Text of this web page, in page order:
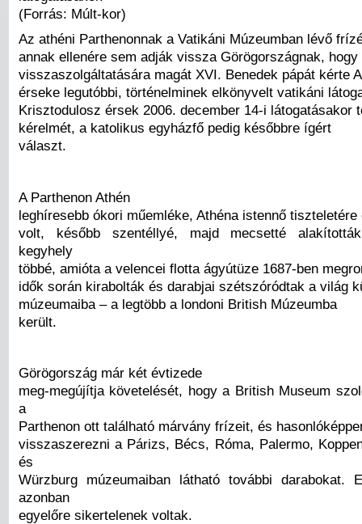
(Forrás: Múlt-kor)
Az athéni Parthenonnak a Vatikáni Múzeumban lévő
annak ellenére sem adják vissza Görögországnak, hogy
visszaszolgáltatására magát XVI. Benedek pápát kérte
érseke legutóbbi, történelminek elkönyvelt vatikáni
Krisztodulosz érsek 2006. december 14-i látogatásakor
kérelmét, a katolikus egyházfő pedig későbbre ígért
választ.
A Parthenon Athén
leghíresebb ókori műemléke, Athéna istennő tiszteletére
volt, később szentéllyé, majd mecsetté
kegyhely
többé, amióta a velencei flotta ágyútüze 1687-ben
idők során kirabolták és darabjai szétszóródtak a világ
múzeumaiba – a legtöbb a londoni British Múzeumba
került.
Görögország már két évtizede
meg-megújítja követelését, hogy a British Museum
a
Parthenon ott található márvány frízeit, és
visszaszerezni a Párizs, Bécs, Róma, Palermo,
és
Würzburg múzeumaiban látható további darabokat.
azonban
egyelőre sikertelenek voltak.